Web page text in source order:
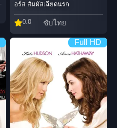
อร์ส สัมผัสเฉียดนรก
0.0 ซับไทย
Full HD